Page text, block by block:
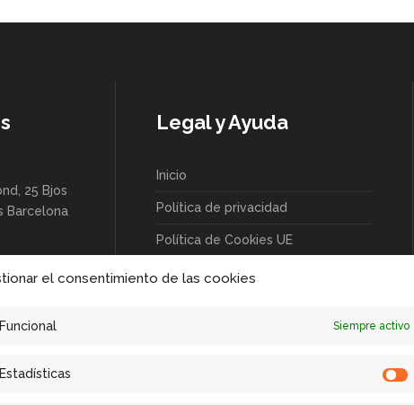
el consentimiento de las cookies
Funcional Siempre activo
Estadísticas
25 Bjos
Barcelona
08830 Sant
Legal y Ayuda
Inicio
Política de privacidad
Política de Cookies UE